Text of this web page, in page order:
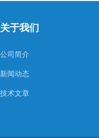
关于我们
公司简介
新闻动态
技术文章